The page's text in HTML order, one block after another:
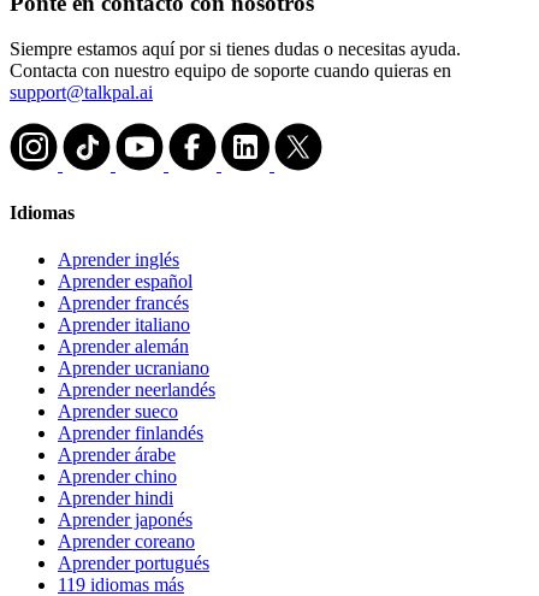
Siempre estamos aquí por si tienes dudas o necesitas ayuda.
Contacta con nuestro equipo de soporte cuando quieras en
support@talkpal.ai
Idiomas
Aprender inglés
Aprender español
Aprender francés
Aprender italiano
Aprender alemán
Aprender ucraniano
Aprender neerlandés
Aprender sueco
Aprender finlandés
Aprender árabe
Aprender chino
Aprender hindi
Aprender japonés
Aprender coreano
Aprender portugués
119 idiomas más